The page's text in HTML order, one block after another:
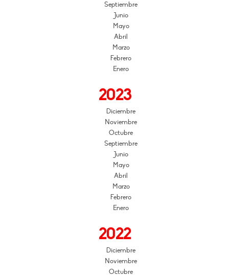
Septiembre
Junio
Mayo
Abril
Marzo
Febrero
Enero
2023
Diciembre
Noviembre
Octubre
Septiembre
Junio
Mayo
Abril
Marzo
Febrero
Enero
2022
Diciembre
Noviembre
Octubre